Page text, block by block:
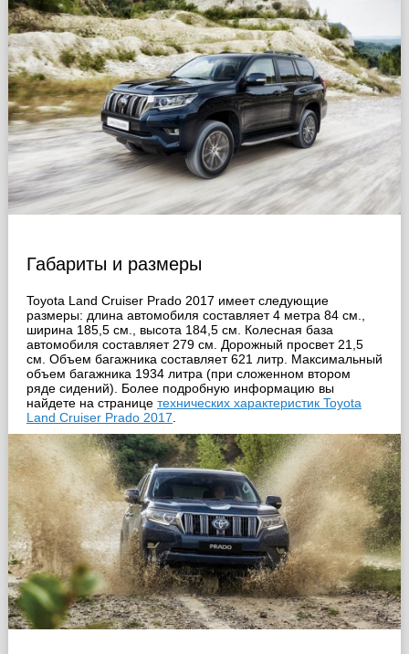
Габариты и размеры
Toyota Land Cruiser Prado 2017 имеет следующие
размеры: длина автомобиля составляет 4 метра 84 см.,
ширина 185,5 cм., высота 184,5 cм. Колесная база
автомобиля составляет 279 cм. Дорожный просвет 21,5
cм. Объем багажника составляет 621 литр. Максимальный
объем багажника 1934 литра (при сложенном втором
ряде сидений). Более подробную информацию вы
найдете на странице технических характеристик Toyota
Land Cruiser Prado 2017